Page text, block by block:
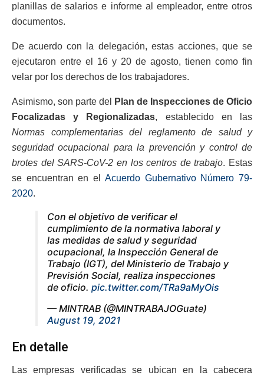
planillas de salarios e informe al empleador, entre otros
documentos.
De acuerdo con la delegación, estas acciones, que se
ejecutaron entre el 16 y 20 de agosto, tienen como fin
velar por los derechos de los trabajadores.
Asimismo, son parte del
Plan de Inspecciones de Oficio
Focalizadas y Regionalizadas, establecido en las
Normas complementarias del reglamento de salud y
seguridad ocupacional para la prevención y control de
brotes del SARS-CoV-2 en los centros de trabajo. Estas
se encuentran en el
Acuerdo Gubernativo Número 79-
2020.
Con el objetivo de verificar el
cumplimiento de la normativa laboral y
las medidas de salud y seguridad
ocupacional, la Inspección General de
Trabajo (IGT), del Ministerio de Trabajo y
Previsión Social, realiza inspecciones
de oficio. pic.twitter.com/TRa9aMyOis
— MINTRAB (@MINTRABAJOGuate)
August 19, 2021
En detalle
Las empresas verificadas se ubican en la cabecera